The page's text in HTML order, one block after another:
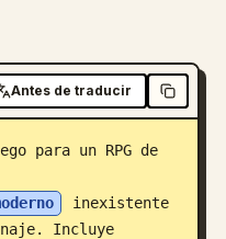
Antes de traducir
para un RPG de
inexistente
Incluye